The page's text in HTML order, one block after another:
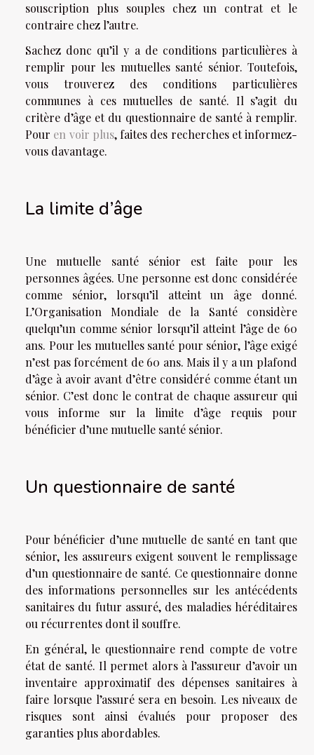
souscription plus souples chez un contrat et le
contraire chez l’autre.
Sachez donc qu’il y a de conditions particulières à
remplir pour les mutuelles santé sénior. Toutefois,
vous trouverez des conditions particulières
communes à ces mutuelles de santé. Il s’agit du
critère d’âge et du questionnaire de santé à remplir.
Pour en voir plus, faites des recherches et informez-
vous davantage.
La limite d’âge
Une mutuelle santé sénior est faite pour les
personnes âgées. Une personne est donc considérée
comme sénior, lorsqu’il atteint un âge donné.
L’Organisation Mondiale de la Santé considère
quelqu’un comme sénior lorsqu’il atteint l’âge de 60
ans. Pour les mutuelles santé pour sénior, l’âge exigé
n’est pas forcément de 60 ans. Mais il y a un plafond
d’âge à avoir avant d’être considéré comme étant un
sénior. C’est donc le contrat de chaque assureur qui
vous informe sur la limite d’âge requis pour
bénéficier d’une mutuelle santé sénior.
Un questionnaire de santé
Pour bénéficier d’une mutuelle de santé en tant que
sénior, les assureurs exigent souvent le remplissage
d’un questionnaire de santé. Ce questionnaire donne
des informations personnelles sur les antécédents
sanitaires du futur assuré, des maladies héréditaires
ou récurrentes dont il souffre.
En général, le questionnaire rend compte de votre
état de santé. Il permet alors à l’assureur d’avoir un
inventaire approximatif des dépenses sanitaires à
faire lorsque l’assuré sera en besoin. Les niveaux de
risques sont ainsi évalués pour proposer des
garanties plus abordables.